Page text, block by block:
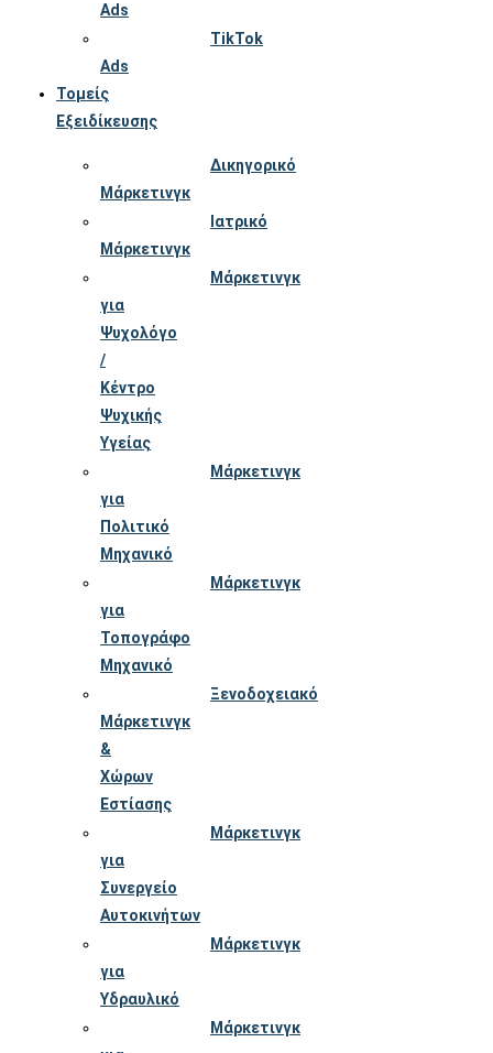
Ads
TikTok
Ads
Τομείς
Εξειδίκευσης
Δικηγορικό
Μάρκετινγκ
Ιατρικό
Μάρκετινγκ
Μάρκετινγκ
για
Ψυχολόγο
/
Κέντρο
Ψυχικής
Υγείας
Μάρκετινγκ
για
Πολιτικό
Μηχανικό
Μάρκετινγκ
για
Τοπογράφο
Μηχανικό
Ξενοδοχειακό
Μάρκετινγκ
&
Χώρων
Εστίασης
Μάρκετινγκ
για
Συνεργείο
Αυτοκινήτων
Μάρκετινγκ
για
Υδραυλικό
Μάρκετινγκ